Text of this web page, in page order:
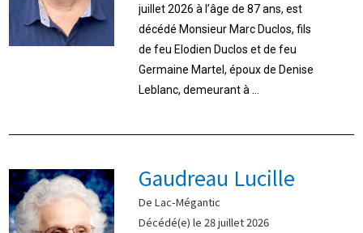
juillet 2026 à l’âge de 87 ans, est
décédé Monsieur Marc Duclos, fils
de feu Elodien Duclos et de feu
Germaine Martel, époux de Denise
Leblanc, demeurant à ...
Gaudreau Lucille
De Lac-Mégantic
Décédé(e) le 28 juillet 2026